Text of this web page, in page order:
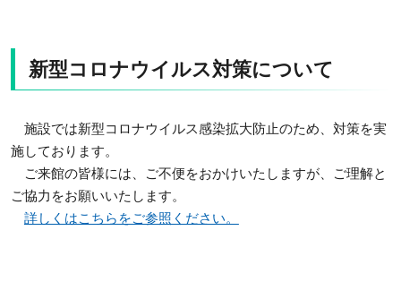
新型コロナウイルス対策について
施設では新型コロナウイルス感染拡大防止のため、対策を実
施しております。
ご来館の皆様には、ご不便をおかけいたしますが、ご理解と
ご協力をお願いいたします。
詳しくはこちらをご参照ください。